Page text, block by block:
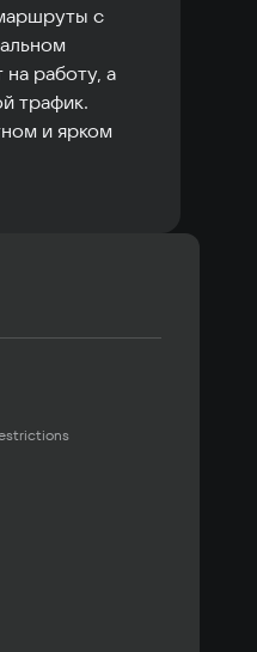
с
работу, а
трафик.
и ярком